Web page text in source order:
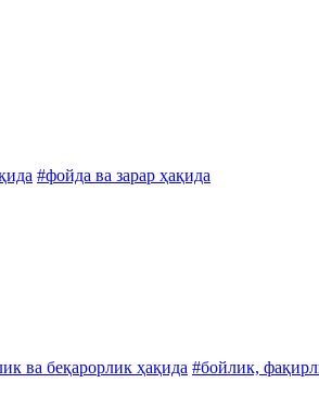
#фойда ва зарар ҳақида
ва беқарорлик ҳақида #бойлик,